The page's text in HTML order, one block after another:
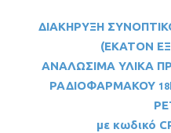
ΔΙΑΚΗΡΥΞΗ
(ΕΚΑΤΟΝ
ANAΛΩΣΙΜΑ ΥΛΙΚΑ
ΡΑΔΙΟΦΑΡΜΑΚΟΥ 18
με κωδικό